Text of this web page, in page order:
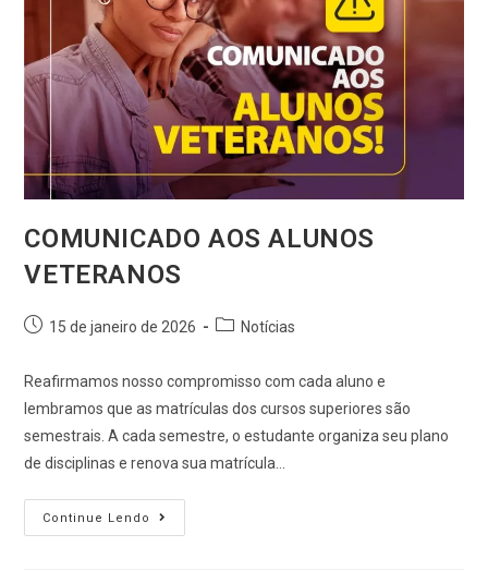
COMUNICADO AOS ALUNOS
VETERANOS
15 de janeiro de 2026 Notícias
Reafirmamos nosso compromisso com cada aluno e
lembramos que as matrículas dos cursos superiores são
semestrais. A cada semestre, o estudante organiza seu plano
de disciplinas e renova sua matrícula…
Continue Lendo